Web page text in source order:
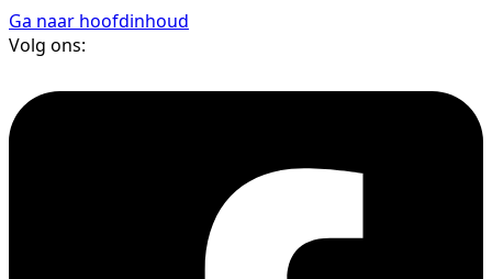
Ga naar hoofdinhoud
Volg ons: